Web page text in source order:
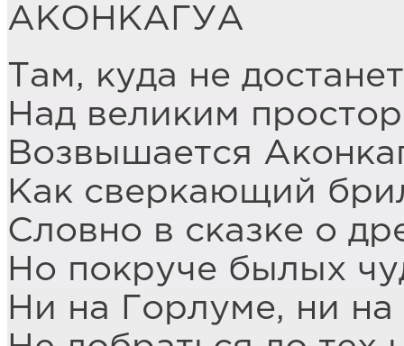
АКОНКАГУА
Там, куда не
Над великим
Возвышается
Как сверкающий
Словно в сказке о
Но покруче былых
Ни на Горлуме, ни на